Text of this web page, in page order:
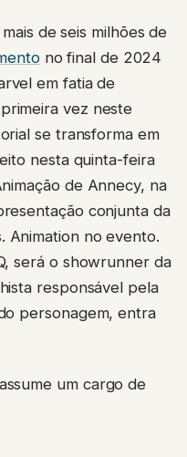
de seis milhões de
no final de 2024
em fatia de
vez neste
se transforma em
nesta quinta-feira
de Annecy, na
conjunta da
Animation no evento.
será o showrunner da
responsável pela
personagem, entra
um cargo de